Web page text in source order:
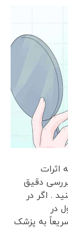
اثرات
دقیق
. اگر در
در
به پزشک